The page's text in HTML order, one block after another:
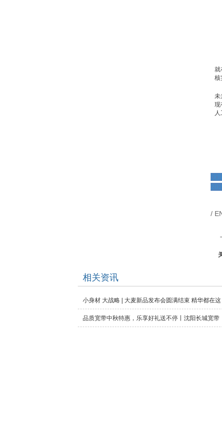
就
核
未
现
/
相关资讯
小身材 大战略 | 大麦新品发布会圆满结束 精华都在
品质宽带中秋特惠，乐享好礼送不停丨沈阳长城宽带